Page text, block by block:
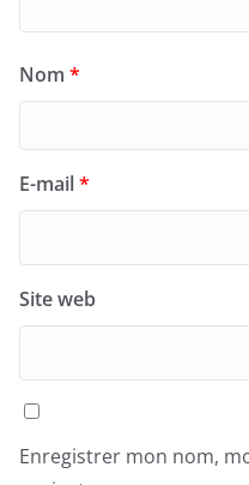
Nom *
E-mail*
Site web
Enregistrer mon nom,